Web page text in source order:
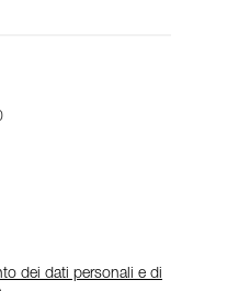
dei dati personali e di